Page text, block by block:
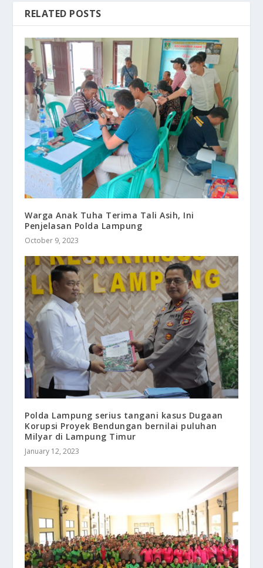
RELATED POSTS
Warga Anak Tuha Terima Tali Asih, Ini
Penjelasan Polda Lampung
October 9, 2023
Polda Lampung serius tangani kasus Dugaan
Korupsi Proyek Bendungan bernilai puluhan
Milyar di Lampung Timur
January 12, 2023